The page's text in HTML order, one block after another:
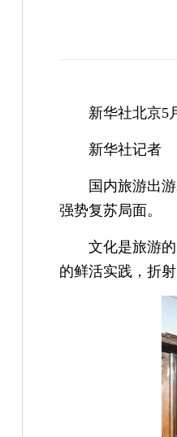
新华社北京5
新华社记者
国内旅游出
强势复苏局面。
文化是旅游
的鲜活实践，折